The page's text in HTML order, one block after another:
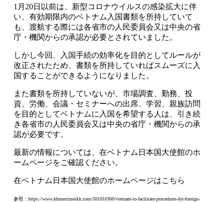
1月20日以前は、新型コロナウイルスの感染拡大に伴
い、有効期限内のベトナム入国書類を所持していて
も、渡航する際には各省市の人民委員会又は中央の省
庁・機関からの承認が必要とされていました。
しかし今回、入国手続の効率化を目的としてルールが
改正されたため、書類を所持していればスムーズに入
国することができるようになりました。
また書類を所持していないが、市場調査、勤務、投
資、労働、会議・セミナーへの出席、学習、親族訪問
を目的としてベトナムに入国を希望する人は、引き続
き各省市の人民委員会又は中央の省庁・機関からの承
認が必要です。
最新の情報については、在ベトナム日本国大使館のホ
ームページをご確認ください。
在ベトナム日本国大使館のホームページはこちら
参照： https://www.khmertimeskh.com/501010360/vietnam-to-facilitate-procedures-for-foreign-